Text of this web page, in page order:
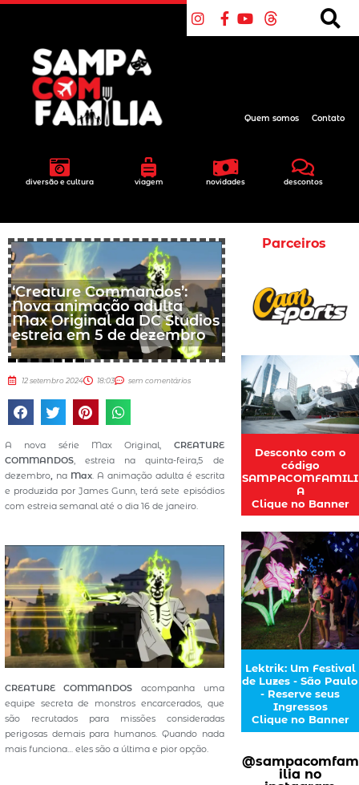
diversão e cultura viagem novidades descontos
Quem somos Contato
‘Creature Commandos’:
Nova animação adulta
Max Original da DC Studios
estreia em 5 de dezembro
12 setembro 2024 18:03 sem comentários
A nova série Max Original, CREATURE
COMMANDOS, estreia na quinta-feira,5 de
dezembro, na Max. A animação adulta é escrita
e produzida por James Gunn, terá sete episódios
com estreia semanal até o dia 16 de janeiro.
CREATURE COMMANDOS acompanha uma
equipe secreta de monstros encarcerados, que
são recrutados para missões consideradas
perigosas demais para humanos. Quando nada
mais funciona… eles são a última e pior opção.
Parceiros
Desconto com o
código
SAMPACOMFAMILI
A
Clique no Banner
Lektrik: Um Festival
de Luzes - São Paulo
- Reserve seus
Ingressos
Clique no Banner
@sampacomfam
ilia no